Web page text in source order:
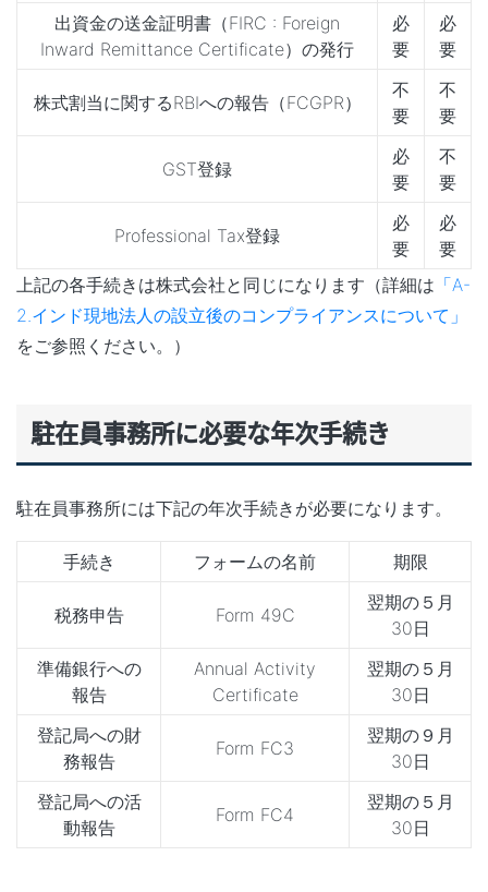
出資金の送金証明書（FIRC : Foreign
Inward Remittance Certificate）の発行
必
要
必
要
株式割当に関するRBIへの報告（FCGPR）
不
要
不
要
GST登録
必
要
不
要
Professional Tax登録
必
要
必
要
上記の各手続きは株式会社と同じになります（詳細は 「A-
2.インド現地法人の設立後のコンプライアンスについて」
をご参照ください。）
駐在員事務所に必要な年次手続き
駐在員事務所には下記の年次手続きが必要になります。
手続き フォームの名前 期限
税務申告 Form 49C
翌期の５月
30日
準備銀行への
報告
Annual Activity
Certificate
翌期の５月
30日
登記局への財
務報告
Form FC3
翌期の９月
30日
登記局への活
動報告
Form FC4
翌期の５月
30日